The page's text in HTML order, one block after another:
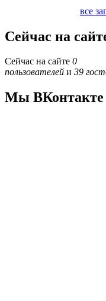
все
Сейчас на
Сейчас на сайте 0
пользователей и 39
Мы ВКонтакте